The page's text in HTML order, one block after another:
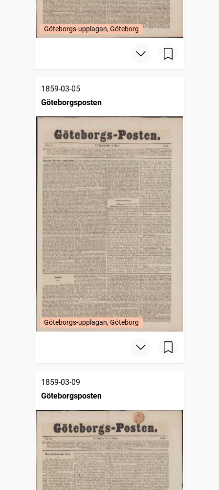
Göteborgs-upplagan, Göteborg
1859-03-05
Göteborgsposten
Göteborgs-upplagan, Göteborg
1859-03-09
Göteborgsposten